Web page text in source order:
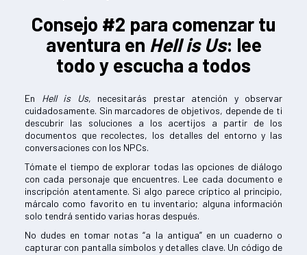
Consejo #2 para comenzar tu
aventura en Hell is Us: lee
todo y escucha a todos
En Hell is Us, necesitarás prestar atención y observar
cuidadosamente. Sin marcadores de objetivos, depende de ti
descubrir las soluciones a los acertijos a partir de los
documentos que recolectes, los detalles del entorno y las
conversaciones con los NPCs.
Tómate el tiempo de explorar todas las opciones de diálogo
con cada personaje que encuentres. Lee cada documento e
inscripción atentamente. Si algo parece críptico al principio,
márcalo como favorito en tu inventario; alguna información
solo tendrá sentido varias horas después.
No dudes en tomar notas “a la antigua” en un cuaderno o
capturar con pantalla símbolos y detalles clave. Un código de